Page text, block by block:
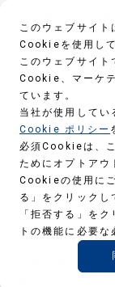
このウェブサイト
Cookieを使用して
このウェブサイ
Cookie、マーケ
ています。
当社が使用してい
Cookie ポリシー
必須Cookieは、
ためにオプトアウ
Cookieの使用に
る」をクリックし
「拒否する」を
トの機能に必要な
TOP NEWS
当社休業
2024.04.25
お知らせ
平素は格別のご
当社(本社及び